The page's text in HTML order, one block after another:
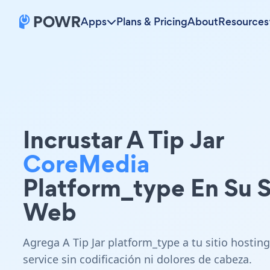
Apps Plans & PricingAboutResources
Incrustar A Tip Jar
CoreMedia
Platform_type En Su
Web
Agrega A Tip Jar platform_type a tu sitio hosting
service sin codificación ni dolores de cabeza.